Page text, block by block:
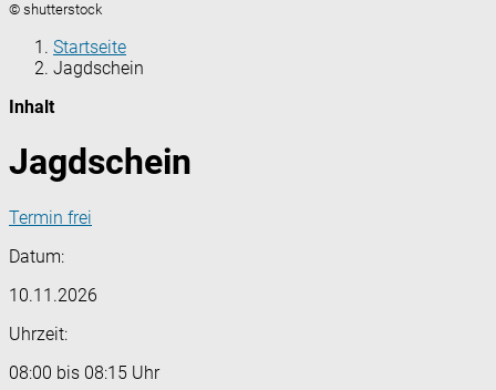
© shutterstock
Startseite
Jagdschein
Inhalt
Jagdschein
Termin frei
Datum:
10.11.2026
Uhrzeit:
08:00 bis 08:15 Uhr